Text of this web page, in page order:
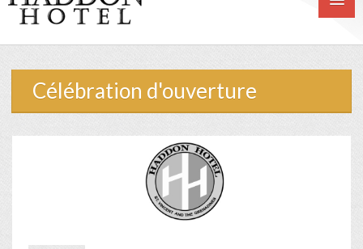
Célébration d'ouverture